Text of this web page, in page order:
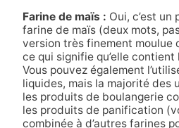
Farine de maïs : Oui, c’est un
farine de maïs (deux mots,
version très finement moulue
ce qui signifie qu’elle contient
Vous pouvez également
liquides, mais la majorité des
les produits de boulangerie
les produits de panification
combinée à d’autres farines